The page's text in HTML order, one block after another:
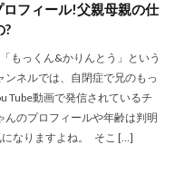
フィール!父親母親の仕
?
もっくん&かりんとう」という
ネルでは、自閉症で兄のもっ
Tube動画で発信されているチ
のプロフィールや年齢は判明
になりますよね。 そこ […]